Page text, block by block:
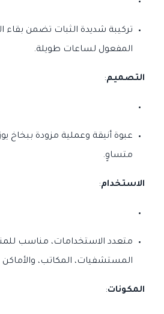
تركيبة شديدة الثبات تضمن بقاء
المفعول لساعات طويلة.
التصميم:
عبوة أنيقة وعملية مزودة ببخاخ
متساوٍ.
الاستخدام:
متعدد الاستخدامات، مناسب
المستشفيات، المكاتب، والأماكن
المكونات: